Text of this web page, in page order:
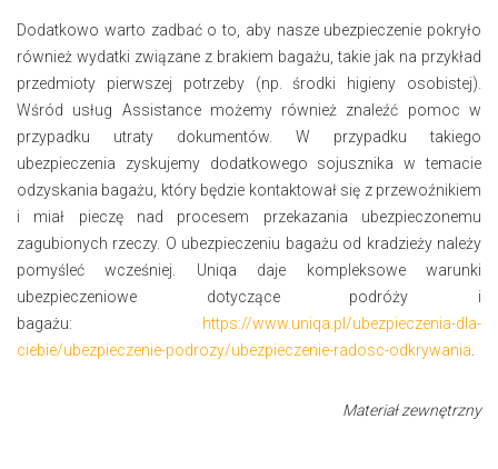
Dodatkowo warto zadbać o to, aby nasze ubezpieczenie pokryło
również wydatki związane z brakiem bagażu, takie jak na przykład
przedmioty pierwszej potrzeby (np. środki higieny osobistej).
Wśród usług Assistance możemy również znaleźć pomoc w
przypadku utraty dokumentów. W przypadku takiego
ubezpieczenia zyskujemy dodatkowego sojusznika w temacie
odzyskania bagażu, który będzie kontaktował się z przewoźnikiem
i miał pieczę nad procesem przekazania ubezpieczonemu
zagubionych rzeczy. O ubezpieczeniu bagażu od kradzieży należy
pomyśleć wcześniej. Uniqa daje kompleksowe warunki
ubezpieczeniowe dotyczące podróży i
bagażu: https://www.uniqa.pl/ubezpieczenia-dla-
ciebie/ubezpieczenie-podrozy/ubezpieczenie-radosc-odkrywania
Materiał zewnętrzny